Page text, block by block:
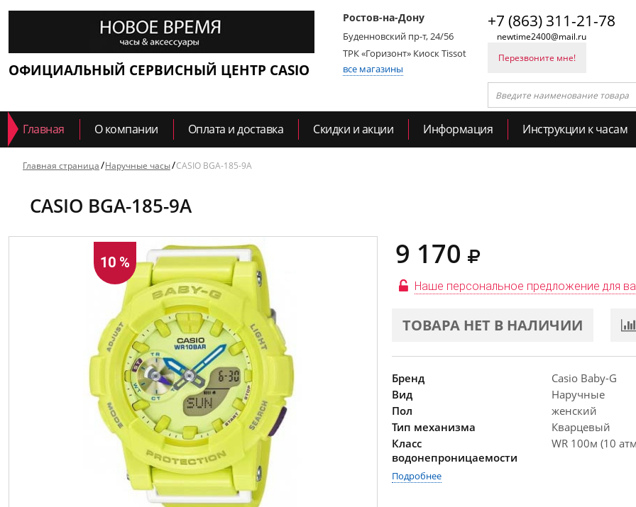
ОФИЦИАЛЬНЫЙ СЕРВИСНЫЙ ЦЕНТР CASIO
Ростов-на-Дону
Буденновский пр-т, 24/56
ТРК «Горизонт» Киоск Tissot
все магазины
+7 (863) 311-21-78
newtime2400@mail.ru
Перезвоните мне!
Главная О компании Оплата и доставка Скидки и акции Информация Инструкции к часам
Главная страница Наручные часы CASIO BGA-185-9A
CASIO BGA-185-9A
10 % 9 170
Наше персональное предложение для
ТОВАРА НЕТ В НАЛИЧИИ
Бренд
Casio Baby-G
Вид
Наручные
Пол
женский
Тип механизма
Кварцевый
Класс
водонепроницаемости
WR 100м (10
Подробнее